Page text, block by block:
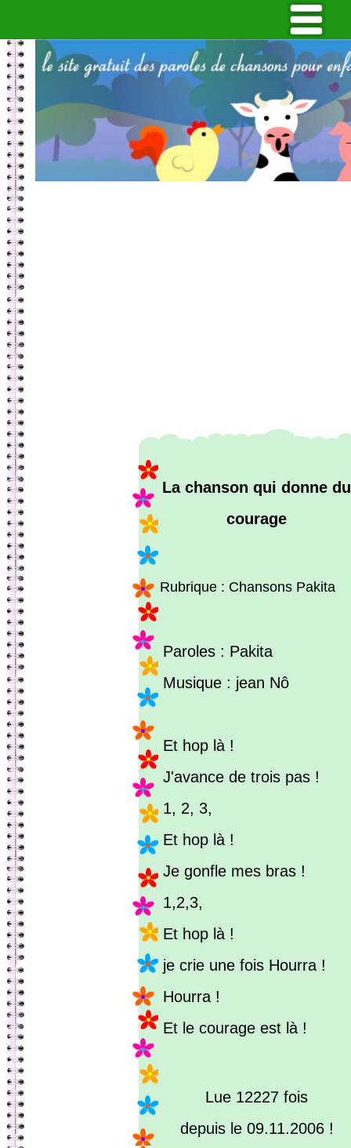
La chanson qui donne du
courage
Rubrique : Chansons Pakita
Paroles : Pakita
Musique : jean Nô
Et hop là !
J'avance de trois pas !
1, 2, 3,
Et hop là !
Je gonfle mes bras !
1,2,3,
Et hop là !
je crie une fois Hourra !
Hourra !
Et le courage est là !
Lue 12227 fois
depuis le 09.11.2006 !